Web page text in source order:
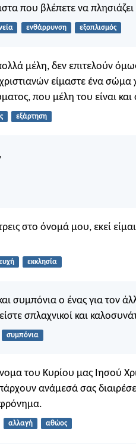
που βλέπετε να
ενθάρρυνση εξοπλισμός
μέλη, δεν επιτελούν
είμαστε ένα σώμα
που μέλη του είναι και
εξάρτηση
στο όνομά μου, εκεί
εκκλησία
συμπόνια ο ένας για τον
σπλαχνικοί και
συμπόνια
του Κυρίου μας Ιησού
ανάμεσά σας
αλλαγή αθώος